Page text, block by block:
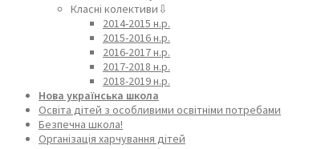
Класні колективи⇩
2014-2015 н.р.
2015-2016 н.р.
2016-2017 н.р.
2017-2018 н.р.
2018-2019 н.р.
Нова українська школа
Освіта дітей з особливими освітніми потребами
Безпечна школа!
Організація харчування дітей